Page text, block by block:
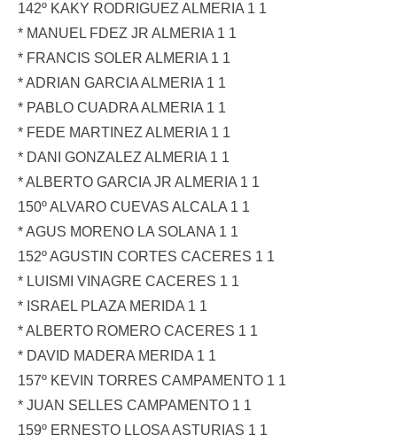
142º KAKY RODRIGUEZ ALMERIA 1 1
* MANUEL FDEZ JR ALMERIA 1 1
* FRANCIS SOLER ALMERIA 1 1
* ADRIAN GARCIA ALMERIA 1 1
* PABLO CUADRA ALMERIA 1 1
* FEDE MARTINEZ ALMERIA 1 1
* DANI GONZALEZ ALMERIA 1 1
* ALBERTO GARCIA JR ALMERIA 1 1
150º ALVARO CUEVAS ALCALA 1 1
* AGUS MORENO LA SOLANA 1 1
152º AGUSTIN CORTES CACERES 1 1
* LUISMI VINAGRE CACERES 1 1
* ISRAEL PLAZA MERIDA 1 1
* ALBERTO ROMERO CACERES 1 1
* DAVID MADERA MERIDA 1 1
157º KEVIN TORRES CAMPAMENTO 1 1
* JUAN SELLES CAMPAMENTO 1 1
159º ERNESTO LLOSA ASTURIAS 1 1